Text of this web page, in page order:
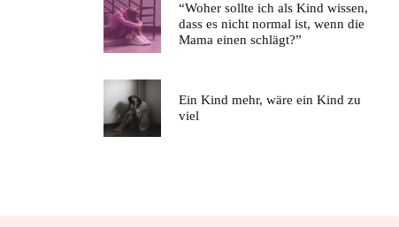
“Woher sollte ich als Kind wissen,
dass es nicht normal ist, wenn die
Mama einen schlägt?”
Ein Kind mehr, wäre ein Kind zu
viel